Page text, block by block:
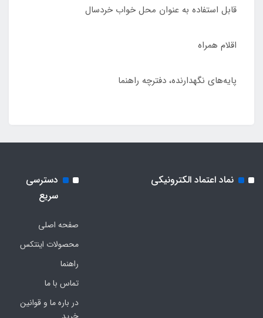
قابل استفاده به عنوان محل خواب خردسال
اقلام همراه
پایه‌های نگهدارنده، دفترچه راهنما
نماد اعتماد الکترونیکی
دسترسی
سریع
صفحه اصلی
محصولات اینتکس
راهنما
تماس با ما
در باره ما و قوانین